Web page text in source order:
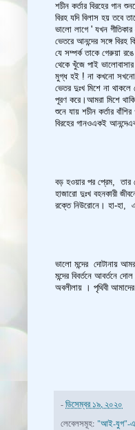
শচীন কর্তার বিরহের গান
বিরহ যদি বিলাস হয় তবে
ভালো লাগে ' যখন
ভেতরে আনন্দের সঙ্গে বিরহ
যে সম্পর্ক তাকে গেরুয়া
থেকে খুঁজে পাই
মুগ্ধ হই ! না কখনো সখনো
ভেতর দুঃখ মিশে না থাকলে
পূরণ করে।আমরা মিশে
শুনে যায় শচীন কর্তার
বিরহের গানওএকই
বড় হওয়ার পর প্রেম, তার
হাজারো দুঃখ বহনকারী
রক্তে নিউরোনে। হা-হা,
ভালো মন্দের দোটানায়
মন্দের বিবর্তনে আবর্তনে
অবলীলায় । পৃথিবী
-ডিসেম্বর ১৯, ২০২০
লেবেলসমূহ: "আই-যুগ"-